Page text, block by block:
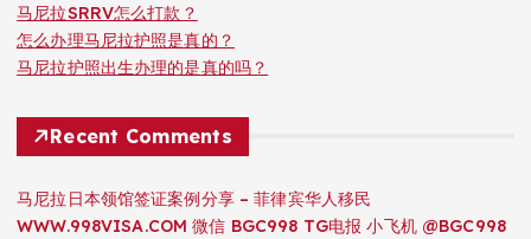
马尼拉SRRV怎么打款？
怎么办理马尼拉护照是真的？
马尼拉护照出生办理的是真的吗？
Recent Comments
马尼拉日本领馆签证案例分享 – 菲律宾华人移民
WWW.998VISA.COM 微信 BGC998 TG电报 小飞机 @BGC998